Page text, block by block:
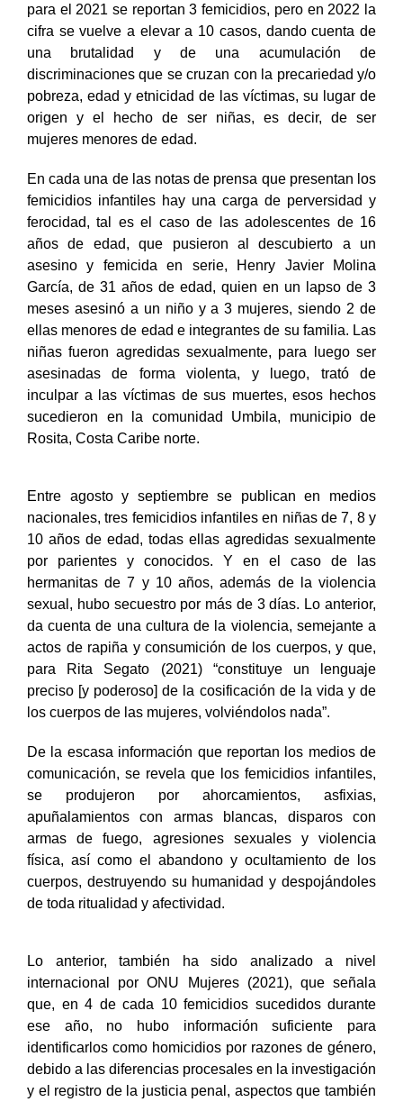
para el 2021 se reportan 3 femicidios, pero en 2022 la
cifra se vuelve a elevar a 10 casos, dando cuenta de
una brutalidad y de una acumulación de
discriminaciones que se cruzan con la precariedad y/o
pobreza, edad y etnicidad de las víctimas, su lugar de
origen y el hecho de ser niñas, es decir, de ser
mujeres menores de edad.
En cada una de las notas de prensa que presentan los
femicidios infantiles hay una carga de perversidad y
ferocidad, tal es el caso de las adolescentes de 16
años de edad, que pusieron al descubierto a un
asesino y femicida en serie, Henry Javier Molina
García, de 31 años de edad, quien en un lapso de 3
meses asesinó a un niño y a 3 mujeres, siendo 2 de
ellas menores de edad e integrantes de su familia. Las
niñas fueron agredidas sexualmente, para luego ser
asesinadas de forma violenta, y luego, trató de
inculpar a las víctimas de sus muertes, esos hechos
sucedieron en la comunidad Umbila, municipio de
Rosita, Costa Caribe norte.
Entre agosto y septiembre se publican en medios
nacionales, tres femicidios infantiles en niñas de 7, 8 y
10 años de edad, todas ellas agredidas sexualmente
por parientes y conocidos. Y en el caso de las
hermanitas de 7 y 10 años, además de la violencia
sexual, hubo secuestro por más de 3 días. Lo anterior,
da cuenta de una cultura de la violencia, semejante a
actos de rapiña y consumición de los cuerpos, y que,
para Rita Segato (2021) “constituye un lenguaje
preciso [y poderoso] de la cosificación de la vida y de
los cuerpos de las mujeres, volviéndolos nada”.
De la escasa información que reportan los medios de
comunicación, se revela que los femicidios infantiles,
se produjeron por ahorcamientos, asfixias,
apuñalamientos con armas blancas, disparos con
armas de fuego, agresiones sexuales y violencia
física, así como el abandono y ocultamiento de los
cuerpos, destruyendo su humanidad y despojándoles
de toda ritualidad y afectividad.
Lo anterior, también ha sido analizado a nivel
internacional por ONU Mujeres (2021), que señala
que, en 4 de cada 10 femicidios sucedidos durante
ese año, no hubo información suficiente para
identificarlos como homicidios por razones de género,
debido a las diferencias procesales en la investigación
y el registro de la justicia penal, aspectos que también